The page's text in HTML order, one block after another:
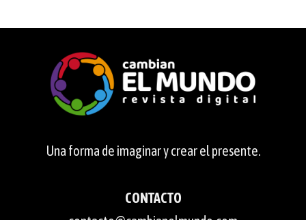
Una forma de imaginar y crear el presente.
CONTACTO